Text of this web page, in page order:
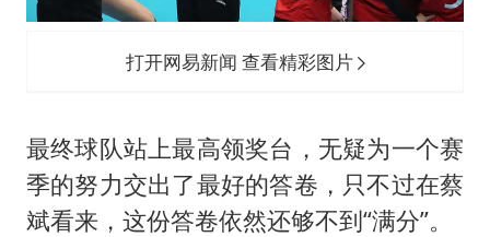
打开网易新闻 查看精彩图片
最终球队站上最高领奖台，无疑为一个赛
季的努力交出了最好的答卷，只不过在蔡
斌看来，这份答卷依然还够不到“满分”。